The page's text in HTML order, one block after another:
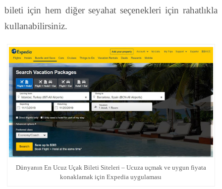
bileti için hem diğer seyahat seçenekleri için rahatlıkla
kullanabilirsiniz.
Dünyanın En Ucuz Uçak Bileti Siteleri – Ucuza uçmak ve uygun fiyata
konaklamak için Expedia uygulaması